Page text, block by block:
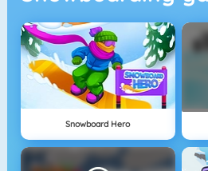
Snowboard Hero